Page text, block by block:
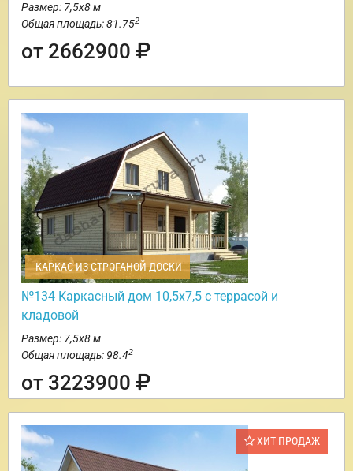
Размер: 7,5х8 м
Общая площадь: 81.752
от 2662900
КАРКАС ИЗ СТРОГАНОЙ ДОСКИ
№134 Каркасный дом 10,5х7,5 с террасой и
кладовой
Размер: 7,5х8 м
Общая площадь: 98.42
от 3223900
ХИТ ПРОДАЖ